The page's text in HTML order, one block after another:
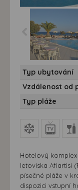
-
hotel Irini
Typ ubytování
Vzdálenost od
Typ pláže
Hotelový
letoviska Afiartisi
písečné pláže v
dispozici vstupní